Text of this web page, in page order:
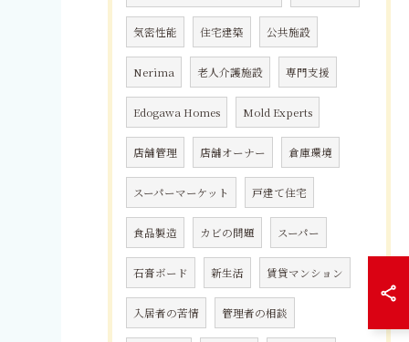
気密性能 住宅建築 公共施設
Nerima 老人介護施設 専門支援
Edogawa Homes Mold Experts
店舗管理 店舗オーナー 倉庫環境
スーパーマーケット 戸建て住宅
食品製造 カビの問題 スーパー
石膏ボード 新生活 賃貸マンション
入居者の苦情 管理者の相談